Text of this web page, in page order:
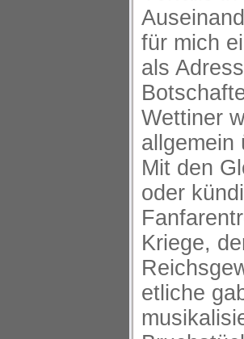
für mich
als
Wettiner
allgemein
Mit den
oder
Kriege,
etliche